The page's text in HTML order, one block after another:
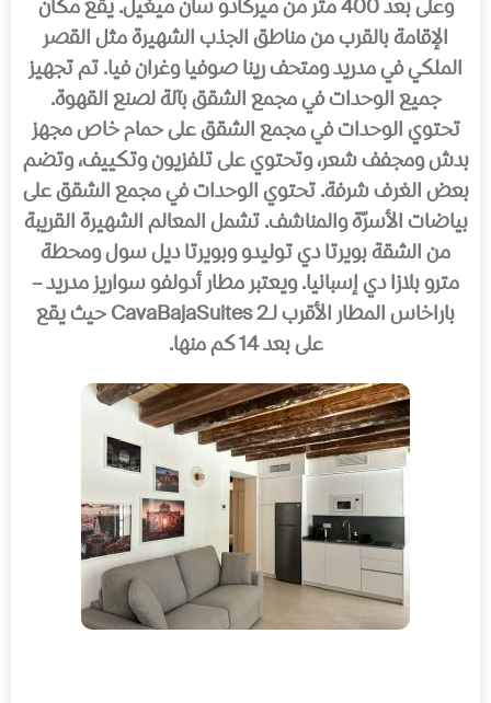
وعلى بعد 400 متر من میركادو سان میغیل. یقع مكان
الإقامة بالقرب من مناطق الجذب الشھیرة مثل القصر
الملكي في مدرید ومتحف رینا صوفیا وغران فیا. تم تجھیز
جمیع الوحدات في مجمع الشقق بآلة لصنع القھوة.
تحتوي الوحدات في مجمع الشقق على حمام خاص مجھز
بدش ومجفف شعر، وتحتوي على تلفزیون وتكییف، وتضم
بعض الغرف شرفة. تحتوي الوحدات في مجمع الشقق على
بیاضات الأسرّة والمناشف. تشمل المعالم الشھیرة القریبة
من الشقة بویرتا دي تولیدو وبویرتا دیل سول ومحطة
مترو بلازا دي إسبانیا. ویعتبر مطار أدولفو سواریز مدرید –
باراخاس المطار الأقرب لـ2 CavaBajaSuites حیث یقع
على بعد 14 كم منھا.